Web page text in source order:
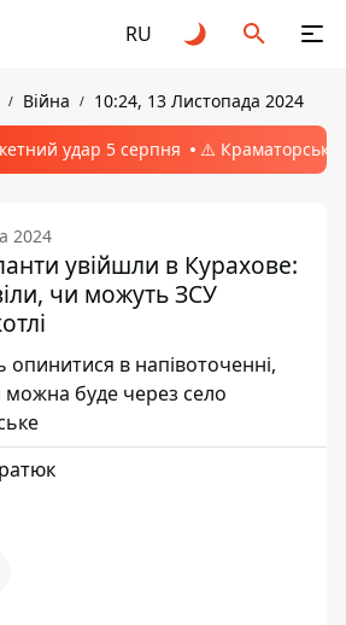
RU
Війна 10:24, 13 Листопада 2024
удар 5 серпня ⚠️ Краматорськ,
2024
увійшли в Курахове:
чи можуть ЗСУ
опинитися в напівоточенні,
можна буде через село